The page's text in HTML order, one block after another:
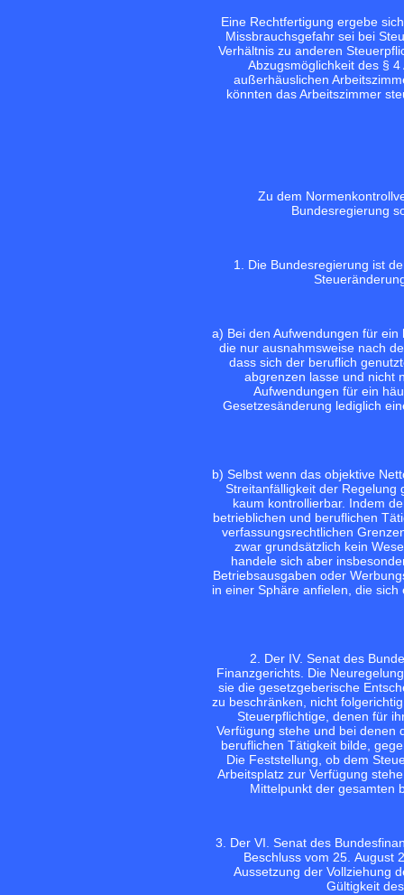
Eine Rechtfertigung ergebe
Missbrauchsgefahr sei bei
Verhältnis zu anderen
Abzugsmöglichkeit des §
außerhäuslichen
könnten das Arbeitszimmer
Zu dem
Bundesregierung
1. Die Bundesregierung ist
a) Bei den Aufwendungen für
die nur ausnahmsweise nach
dass sich der beruflich
abgrenzen lasse und nicht
Aufwendungen für ein
Gesetzesänderung lediglich
b) Selbst wenn das objektive
Streitanfälligkeit der Regelung
kaum kontrollierbar. Indem
betrieblichen und beruflichen
verfassungsrechtlichen
zwar grundsätzlich kein
handele sich aber
Betriebsausgaben oder
in einer Sphäre anfielen, die
2. Der IV. Senat des
Finanzgerichts. Die
sie die gesetzgeberische
zu beschränken, nicht
Steuerpflichtige, denen für
Verfügung stehe und bei denen
beruflichen Tätigkeit bilde,
Die Feststellung, ob dem
Arbeitsplatz zur Verfügung
Mittelpunkt der gesamten
3. Der VI. Senat des
Beschluss vom 25. August
Aussetzung der Vollziehung
Gültigkeit